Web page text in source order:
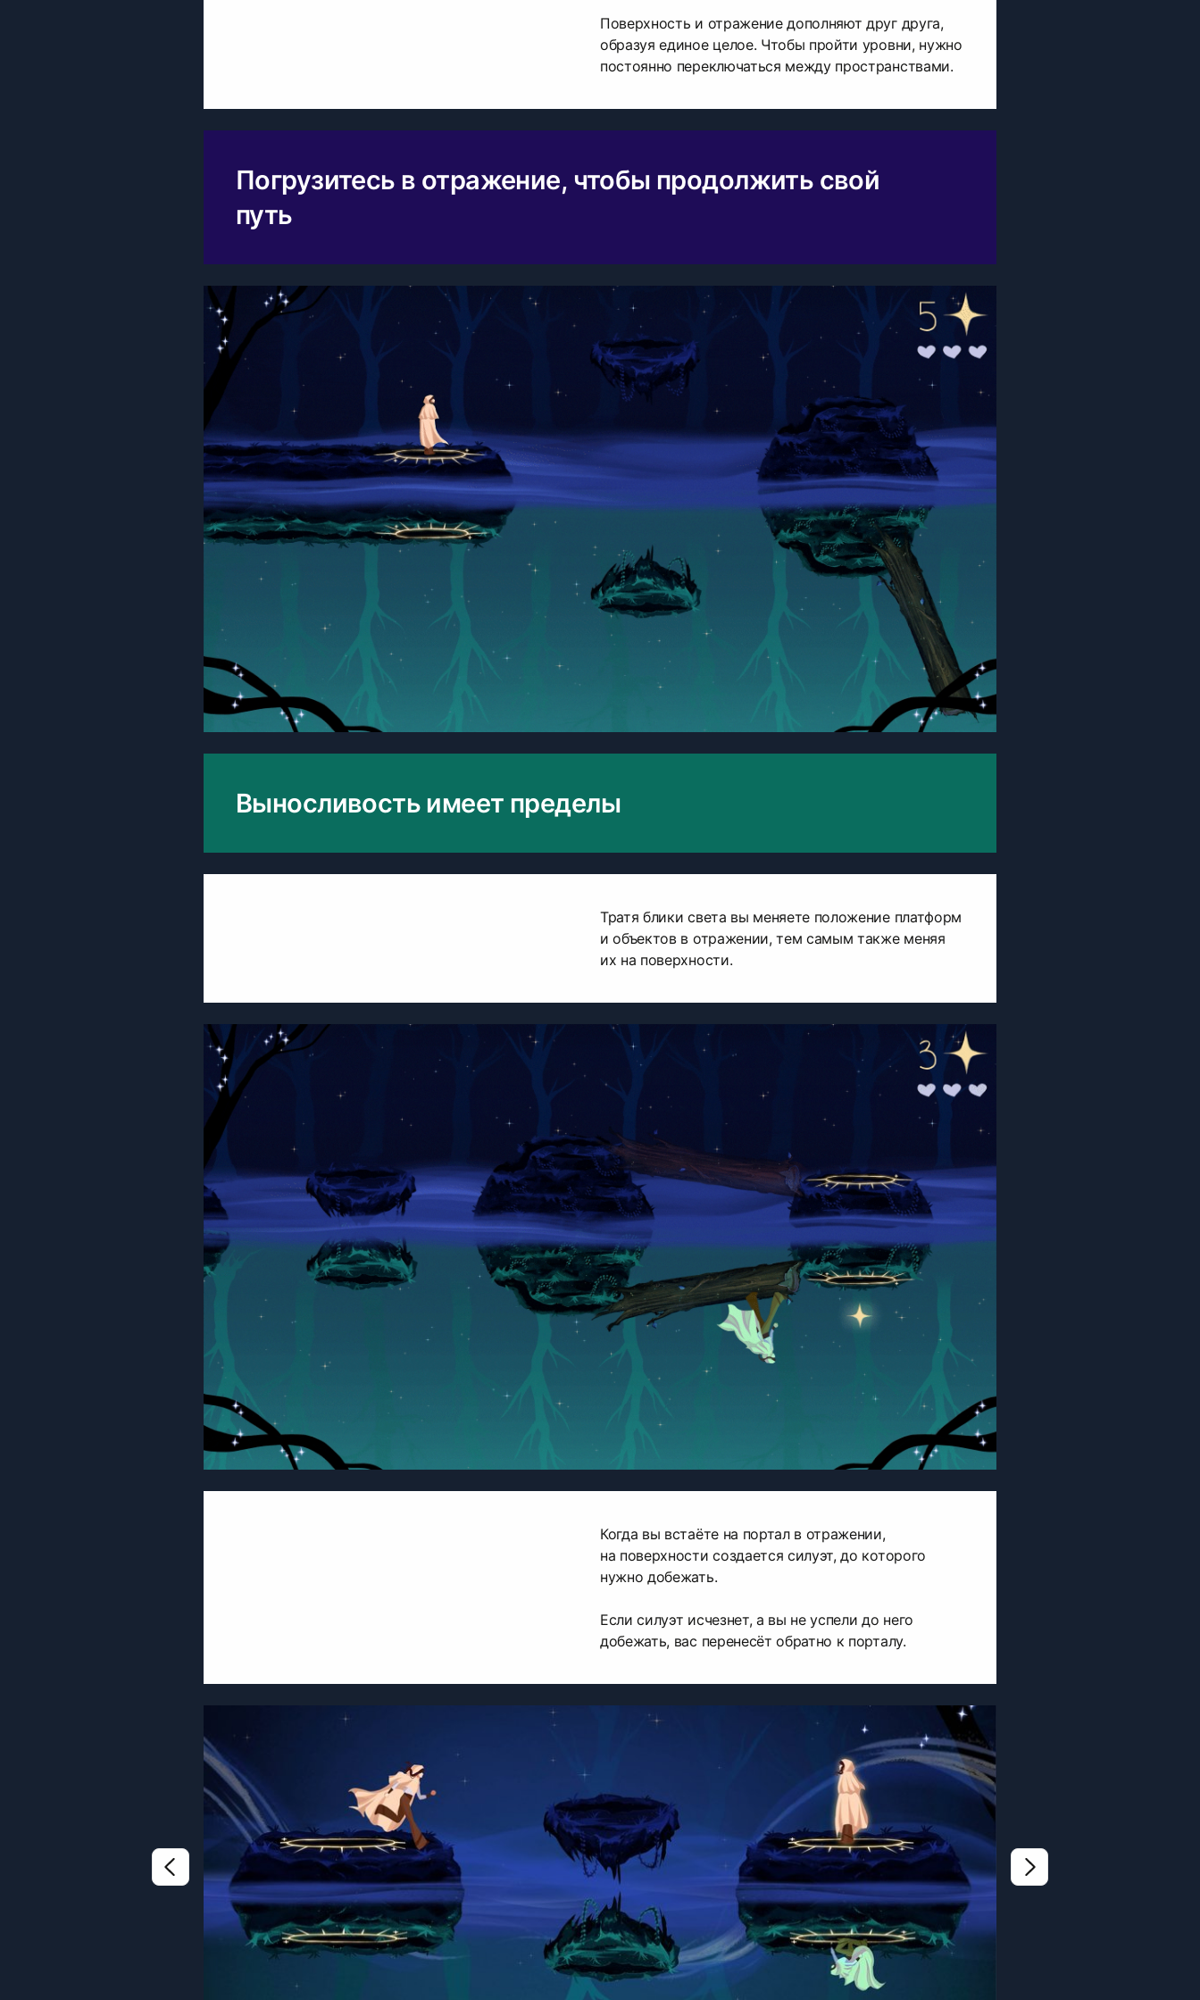
Поверхность и отражение дополняют друг друга,
образуя единое целое. Чтобы пройти уровни, нужно
постоянно переключаться между пространствами.
Погрузитесь в отражение, чтобы продолжить свой
путь
Выносливость имеет пределы
Тратя блики света вы меняете положение платформ
и объектов в отражении, тем самым также меняя
их на поверхности.
Когда вы встаёте на портал в отражении,
на поверхности создается силуэт, до которого
нужно добежать.
Если силуэт исчезнет, а вы не успели до него
добежать, вас перенесёт обратно к порталу.